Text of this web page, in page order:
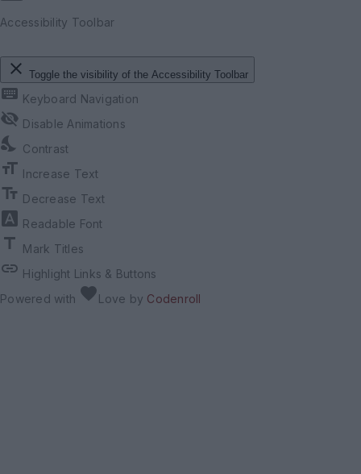
Accessibility Toolbar
close Toggle the visibility of the Accessibility Toolbar
keyboard Keyboard Navigation
visibility_off Disable Animations
nights_stay Contrast
format_size Increase Text
text_fields Decrease Text
font_download Readable Font
title Mark Titles
link Highlight Links & Buttons
Powered with favoriteLove by Codenroll